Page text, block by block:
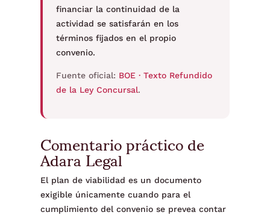
financiar la continuidad de la
actividad se satisfarán en los
términos fijados en el propio
convenio.
Fuente oficial: BOE · Texto Refundido
de la Ley Concursal.
Comentario práctico de
Adara Legal
El plan de viabilidad es un documento
exigible únicamente cuando para el
cumplimiento del convenio se prevea contar